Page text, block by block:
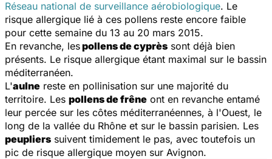
Réseau national de surveillance aérobiologique. Le
risque allergique lié à ces pollens reste encore faible
pour cette semaine du 13 au 20 mars 2015.
En revanche, lespollens de cyprès sont déjà bien
présents. Le risque allergique étant maximal sur le bassin
méditerranéen.
L'aulne reste en pollinisation sur une majorité du
territoire. Les pollens de frêne ont en revanche entamé
leur percée sur les côtes méditerranéennes, à l'Ouest, le
long de la vallée du Rhône et sur le bassin parisien. Les
peupliers suivent timidement le pas, avec toutefois un
pic de risque allergique moyen sur Avignon.